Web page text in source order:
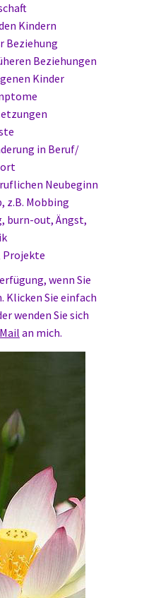
Kindern
Beziehung
Beziehungen
Kinder
in Beruf/
Neubeginn
z.B. Mobbing
burn-out, Ängst,
Projekte
wenn Sie
Klicken Sie einfach
wenden Sie sich
an mich.